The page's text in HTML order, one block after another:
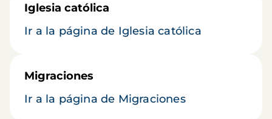
Iglesia católica
Ir a la página de Iglesia católica
Migraciones
Ir a la página de Migraciones